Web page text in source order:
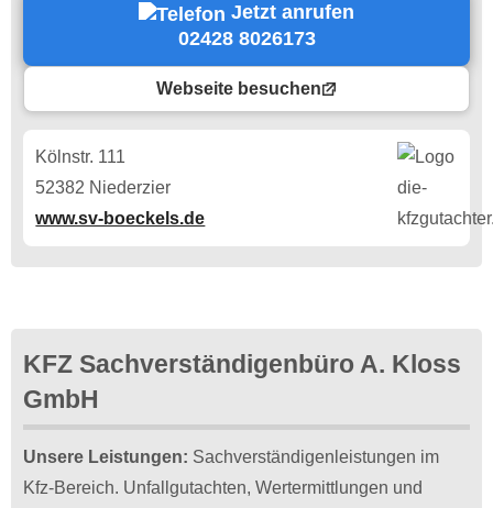
Jetzt anrufen
02428 8026173
Webseite besuchen
Kölnstr. 111
52382 Niederzier
www.sv-boeckels.de
KFZ Sachverständigenbüro A. Kloss
GmbH
Unsere Leistungen: Sachverständigenleistungen im
Kfz-Bereich. Unfallgutachten, Wertermittlungen und